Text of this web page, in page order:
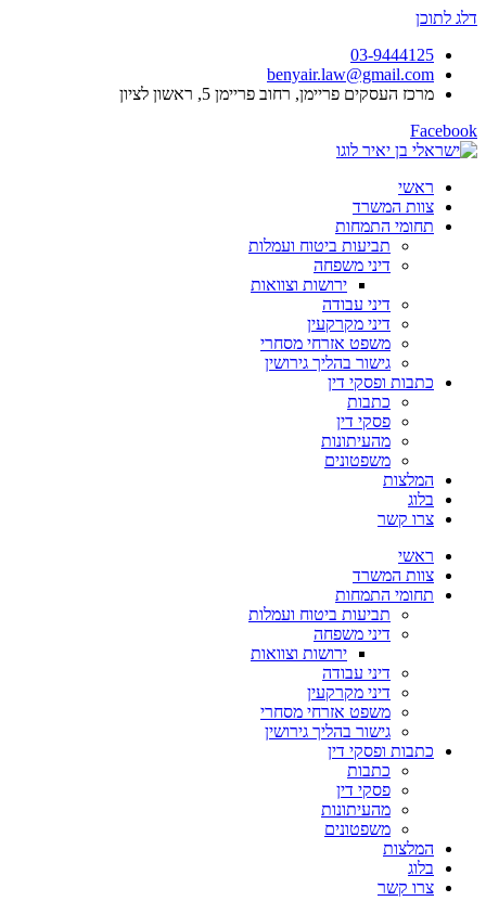
דלג לתוכן
03-9444125
benyair.law@gmail.com
מרכז העסקים פריימן, רחוב פריימן 5, ראשון לציון
Facebook
ראשי
צוות המשרד
תחומי התמחות
תביעות ביטוח ועמלות
דיני משפחה
ירושות וצוואות
דיני עבודה
דיני מקרקעין
משפט אזרחי מסחרי
גישור בהליך גירושין
כתבות ופסקי דין
כתבות
פסקי דין
מהעיתונות
משפטונים
המלצות
בלוג
צרו קשר
ראשי
צוות המשרד
תחומי התמחות
תביעות ביטוח ועמלות
דיני משפחה
ירושות וצוואות
דיני עבודה
דיני מקרקעין
משפט אזרחי מסחרי
גישור בהליך גירושין
כתבות ופסקי דין
כתבות
פסקי דין
מהעיתונות
משפטונים
המלצות
בלוג
צרו קשר